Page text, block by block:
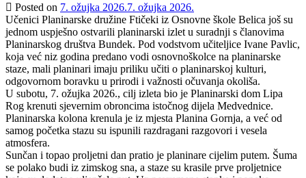
Posted on 7. ožujka 2026.7. ožujka 2026.
Učenici Planinarske družine Ftičeki iz Osnovne škole Belica još su
jednom uspješno ostvarili planinarski izlet u suradnji s članovima
Planinarskog društva Bundek. Pod vodstvom učiteljice Ivane Pavlic,
koja već niz godina predano vodi osnovnoškolce na planinarske
staze, mali planinari imaju priliku učiti o planinarskoj kulturi,
odgovornom boravku u prirodi i važnosti očuvanja okoliša.
U subotu, 7. ožujka 2026., cilj izleta bio je Planinarski dom Lipa
Rog krenuti sjevernim obroncima istočnog dijela Medvednice.
Planinarska kolona krenula je iz mjesta Planina Gornja, a već od
samog početka stazu su ispunili razdragani razgovori i vesela
atmosfera.
Sunčan i topao proljetni dan pratio je planinare cijelim putem. Šuma
se polako budi iz zimskog sna, a staze su krasile prve proljetnice